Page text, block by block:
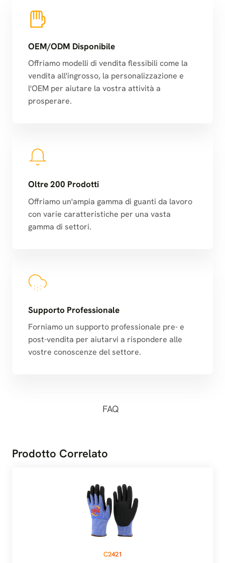
OEM/ODM Disponibile
Offriamo modelli di vendita flessibili come la
vendita all'ingrosso, la personalizzazione e
l'OEM per aiutare la vostra attività a
prosperare.
Oltre 200 Prodotti
Offriamo un'ampia gamma di guanti da lavoro
con varie caratteristiche per una vasta
gamma di settori.
Supporto Professionale
Forniamo un supporto professionale pre- e
post-vendita per aiutarvi a rispondere alle
vostre conoscenze del settore.
FAQ
Prodotto Correlato
C2421